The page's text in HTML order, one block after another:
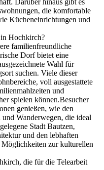
die komfortable
Kücheneinrichtungen und
Hochkirch?
familienfreundliche
Dorf bietet eine
Wahl für
suchen. Viele dieser
voll ausgestattete
und
spielen können.Besucher
genießen, wie den
Wanderwegen, die ideal
Stadt Bautzen,
und den lebhaften
zur kulturellen
die für die Telearbeit